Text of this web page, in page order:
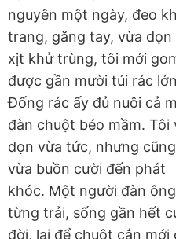
nguyên một ngày, đeo
trang, găng tay, vừa dọn
xịt khử trùng, tôi mới
được gần mười túi rác
Đống rác ấy đủ nuôi cả
đàn chuột béo mầm. Tôi
dọn vừa tức, nhưng cũng
vừa buồn cười đến phát
khóc. Một người đàn ông
từng trải, sống gần hết
đời, lại để chuột cắn mới